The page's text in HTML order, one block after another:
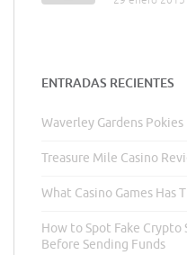
ENTRADAS RECIENTES
Waverley Gardens Pokies
Treasure Mile Casino
What Casino Games Has
How to Spot Fake Crypto
Before Sending Funds